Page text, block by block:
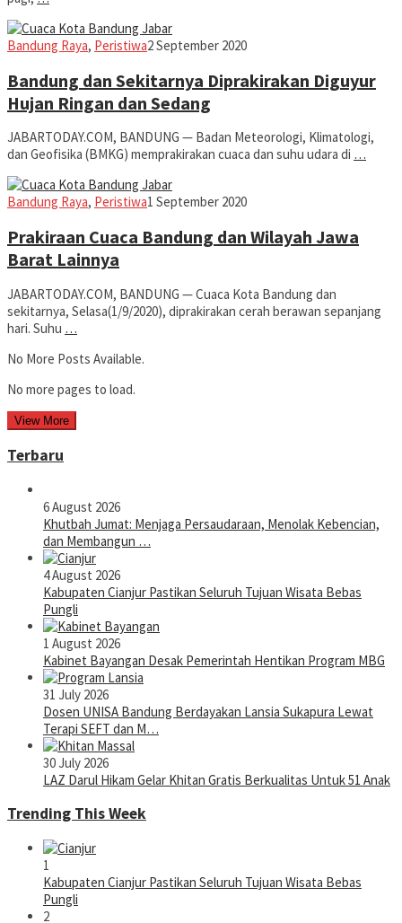
Bandung Raya, PeristiwaJabar
2 September 2020
Bandung dan Sekitarnya Diprakirakan Diguyur
Hujan Ringan dan Sedang
JABARTODAY.COM, BANDUNG — Badan Meteorologi, Klimatologi,
dan Geofisika (BMKG) memprakirakan cuaca dan suhu udara di …
Bandung Raya, PeristiwaJabar
1 September 2020
Prakiraan Cuaca Bandung dan Wilayah Jawa
Barat Lainnya
JABARTODAY.COM, BANDUNG — Cuaca Kota Bandung dan
sekitarnya, Selasa(1/9/2020), diprakirakan cerah berawan sepanjang
hari. Suhu …
No More Posts Available.
No more pages to load.
View More
Terbaru
6 August 2026
Khutbah Jumat: Menjaga Persaudaraan, Menolak Kebencian,
dan Membangun …
4 August 2026
Kabupaten Cianjur Pastikan Seluruh Tujuan Wisata Bebas
Pungli
1 August 2026
Kabinet Bayangan Desak Pemerintah Hentikan Program MBG
31 July 2026
Dosen UNISA Bandung Berdayakan Lansia Sukapura Lewat
Terapi SEFT dan M…
30 July 2026
LAZ Darul Hikam Gelar Khitan Gratis Berkualitas Untuk 51 Anak
Trending This Week
1
Kabupaten Cianjur Pastikan Seluruh Tujuan Wisata Bebas
Pungli
2